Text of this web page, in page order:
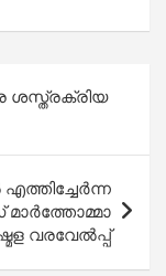
ശസ്ത്രക്രിയ
വരവേൽപ്പ്